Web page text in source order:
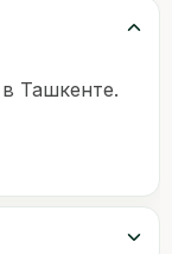
Ташкенте.